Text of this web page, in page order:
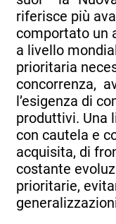
riferisce più
comportato un
a livello
prioritaria
concorrenza,
l’esigenza di
produttivi. Una
con cautela e
acquisita, di
costante
prioritarie,